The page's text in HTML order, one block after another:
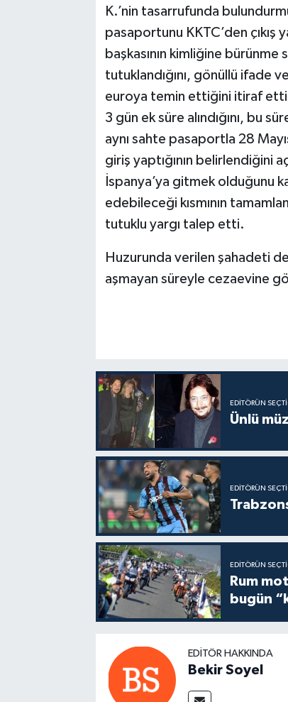
K.’nin tasarrufunda
pasaportunu KKTC’den
başkasının kimliğine
tutuklandığını, gönüllü ifade
euroya temin ettiğini itiraf
3 gün ek süre alındığını, bu
aynı sahte pasaportla 28
giriş yaptığının belirlendiğini
İspanya’ya gitmek olduğunu
edebileceği kısmının
tutuklu yargı talep etti.
Huzurunda verilen şahadeti
aşmayan süreyle cezaevine
EDITÖRÜN
Ünlü
EDITÖRÜN
EDITÖRÜN
Rum
bugün
EDITÖR HAKKINDA
Bekir Soyel